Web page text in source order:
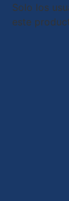
Solo los
este